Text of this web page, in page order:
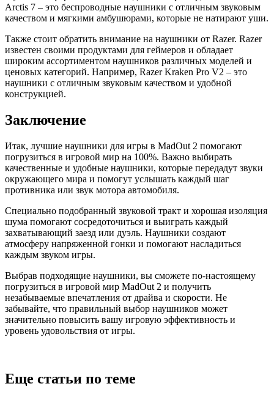
Arctis 7 – это беспроводные наушники с отличным звуковым
качеством и мягкими амбушюрами, которые не натирают уши.
Также стоит обратить внимание на наушники от Razer. Razer
известен своими продуктами для геймеров и обладает
широким ассортиментом наушников различных моделей и
ценовых категорий. Например, Razer Kraken Pro V2 – это
наушники с отличным звуковым качеством и удобной
конструкцией.
Заключение
Итак, лучшие наушники для игры в MadOut 2 помогают
погрузиться в игровой мир на 100%. Важно выбирать
качественные и удобные наушники, которые передадут звуки
окружающего мира и помогут услышать каждый шаг
противника или звук мотора автомобиля.
Специально подобранный звуковой тракт и хорошая изоляция
шума помогают сосредоточиться и выиграть каждый
захватывающий заезд или дуэль. Наушники создают
атмосферу напряженной гонки и помогают насладиться
каждым звуком игры.
Выбрав подходящие наушники, вы сможете по-настоящему
погрузиться в игровой мир MadOut 2 и получить
незабываемые впечатления от драйва и скорости. Не
забывайте, что правильный выбор наушников может
значительно повысить вашу игровую эффективность и
уровень удовольствия от игры.
Еще статьи по теме